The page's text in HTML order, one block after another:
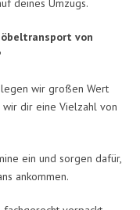
deines Umzugs.
von
wir großen Wert
dir eine Vielzahl von
ein und sorgen dafür,
ankommen.